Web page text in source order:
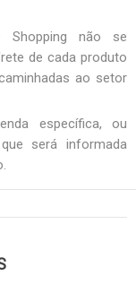
Shopping não se
de cada produto
ao setor
específica, ou
será informada